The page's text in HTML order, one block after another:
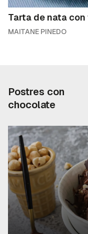
Tarta de nata
MAITANE PINEDO
Postres con
chocolate